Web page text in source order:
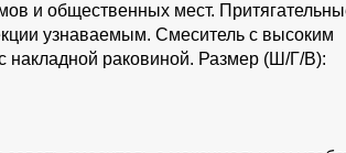
и общественных мест.
узнаваемым. Смеситель с высоким
накладной раковиной. Размер (Ш/Г/В):